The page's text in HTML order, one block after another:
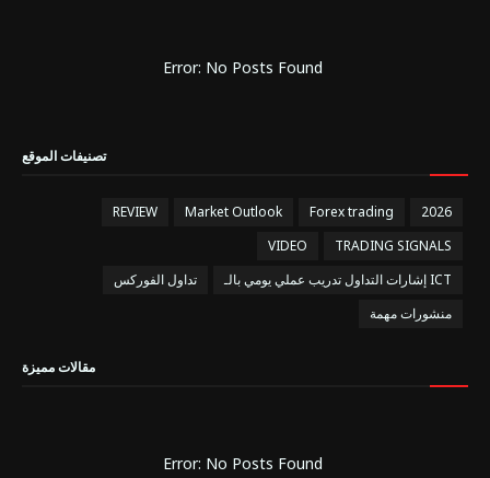
Error: No Posts Found
تصنيفات الموقع
2026
Forex trading
Market Outlook
REVIEW
TRADING SIGNALS
VIDEO
إشارات التداول تدريب عملي يومي بالـ ICT
تداول الفوركس
منشورات مهمة
مقالات مميزة
Error: No Posts Found